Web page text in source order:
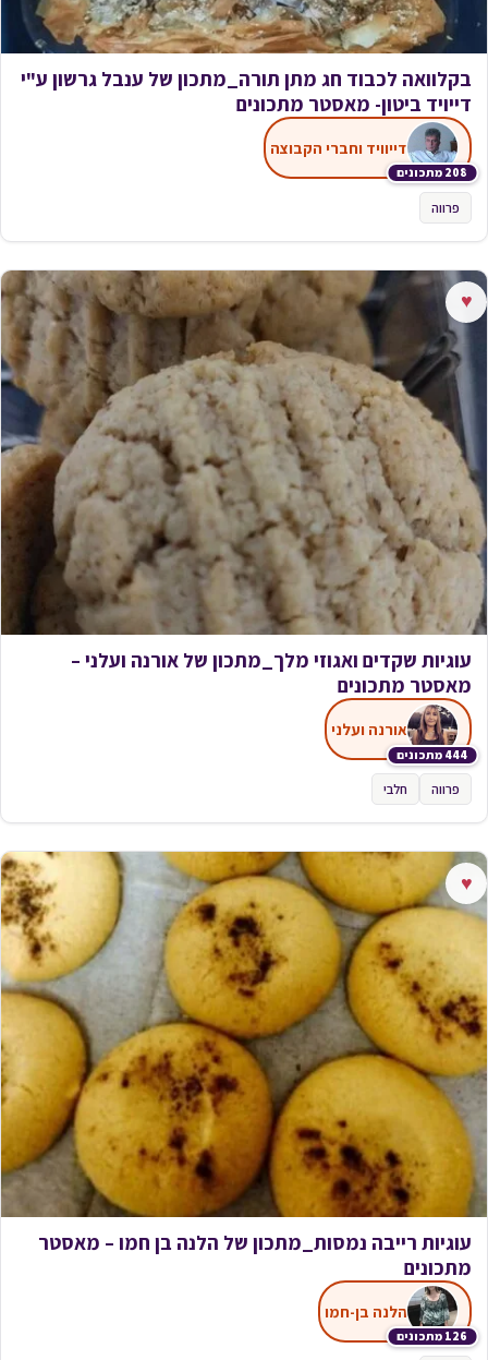
בקלוואה לכבוד חג מתן תורה_מתכון של ענבל גרשון ע"י
דייויד ביטון- מאסטר מתכונים
208 מתכונים
דייוויד וחברי הקבוצה
פרווה
♥
עוגיות שקדים ואגוזי מלך_מתכון של אורנה ועלני –
מאסטר מתכונים
444 מתכונים
אורנה ועלני
פרווה חלבי
♥
עוגיות רייבה נמסות_מתכון של הלנה בן חמו – מאסטר
מתכונים
126 מתכונים
הלנה בן-חמו